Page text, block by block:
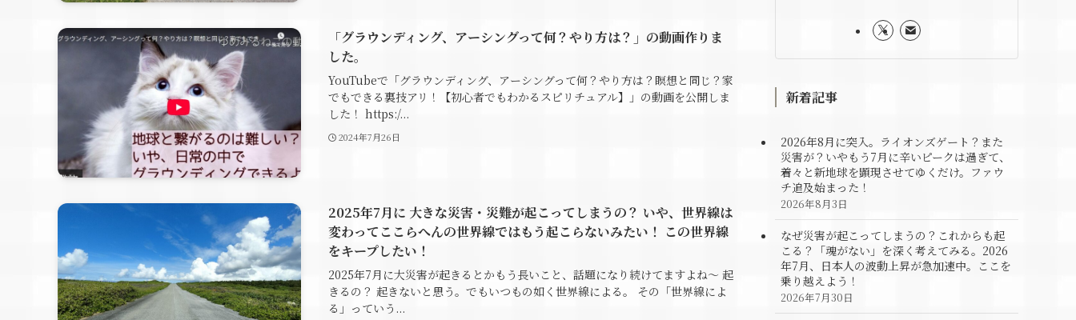
「グラウンディング、アーシングって何？やり方は？」の動画作りま
した。
YouTubeで「グラウンディング、アーシングって何？やり方は？瞑想と同じ？家
でもできる裏技アリ！【初心者でもわかるスピリチュアル】」の動画を公開しま
した！ https:/...
2024年7月26日
2025年7月に 大きな災害・災難が起こってしまうの？ いや、世界線は
変わってここらへんの世界線ではもう起こらないみたい！ この世界線
をキープしたい！
2025年7月に大災害が起きるとかもう長いこと、話題になり続けてますよね～ 起
きるの？ 起きないと思う。でもいつもの如く世界線による。 その「世界線によ
る」っていう...
新着記事
2026年8月に突入。ライオンズゲート？また
災害が？いやもう7月に辛いピークは過ぎて、
着々と新地球を顕現させてゆくだけ。ファウ
チ追及始まった！
2026年8月3日
なぜ災害が起こってしまうの？これからも起
こる？「魂がない」を深く考えてみる。2026
年7月、日本人の波動上昇が急加速中。ここを
乗り越えよう！
2026年7月30日